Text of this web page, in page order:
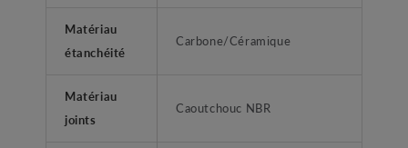
Matériau
étanchéité
Carbone/Céramique
Matériau
joints
Caoutchouc NBR